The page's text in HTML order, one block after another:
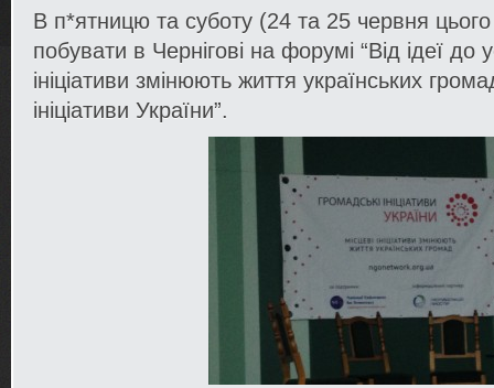
В п*ятницю та суботу (24 та 25 червня
побувати в Чернігові на форумі “Від ідеї до
ініціативи змінюють життя українських
ініціативи України”.